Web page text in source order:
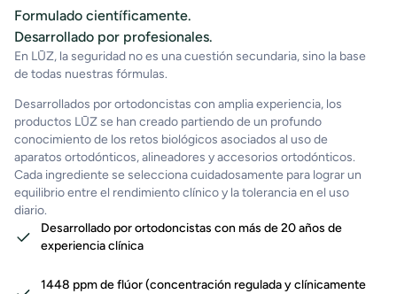
Formulado científicamente.
Desarrollado por profesionales.
En LŪZ, la seguridad no es una cuestión secundaria, sino la base
de todas nuestras fórmulas.
Desarrollados por ortodoncistas con amplia experiencia, los
productos LŪZ se han creado partiendo de un profundo
conocimiento de los retos biológicos asociados al uso de
aparatos ortodónticos, alineadores y accesorios ortodónticos.
Cada ingrediente se selecciona cuidadosamente para lograr un
equilibrio entre el rendimiento clínico y la tolerancia en el uso
diario.
Desarrollado por ortodoncistas con más de 20 años de
experiencia clínica
1448 ppm de flúor (concentración regulada y clínicamente